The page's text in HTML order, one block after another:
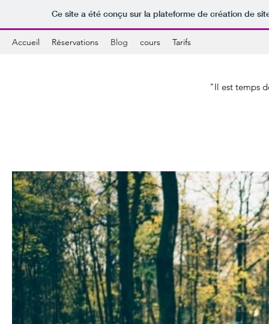
Ce site a été conçu sur la plateforme de création de
Accueil Réservations Blog cours Tarifs
"Il est temps